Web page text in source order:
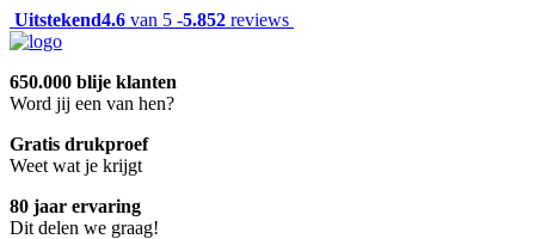
Uitstekend4.6 van 5 -5.852 reviews
650.000 blije klanten
Word jij een van hen?
Gratis drukproef
Weet wat je krijgt
80 jaar ervaring
Dit delen we graag!